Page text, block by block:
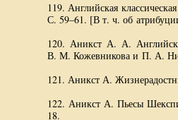
119. Английская
С. 59–61. [В т. ч. об
120. Аникст А. А.
В. М. Кожевникова и П. А.
121. Аникст А.
122. Аникст А. Пьесы
18.